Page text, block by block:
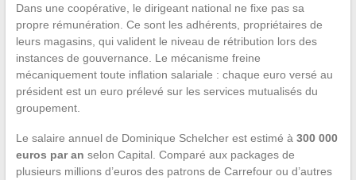
Dans une coopérative, le dirigeant national ne fixe pas sa
propre rémunération. Ce sont les adhérents, propriétaires de
leurs magasins, qui valident le niveau de rétribution lors des
instances de gouvernance. Le mécanisme freine
mécaniquement toute inflation salariale : chaque euro versé au
président est un euro prélevé sur les services mutualisés du
groupement.
Le salaire annuel de Dominique Schelcher est estimé à 300 000
euros par an selon Capital. Comparé aux packages de
plusieurs millions d’euros des patrons de Carrefour ou d’autres